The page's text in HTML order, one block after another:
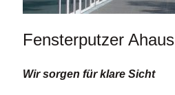
Fensterputzer Ahaus
Wir sorgen für klare Sicht